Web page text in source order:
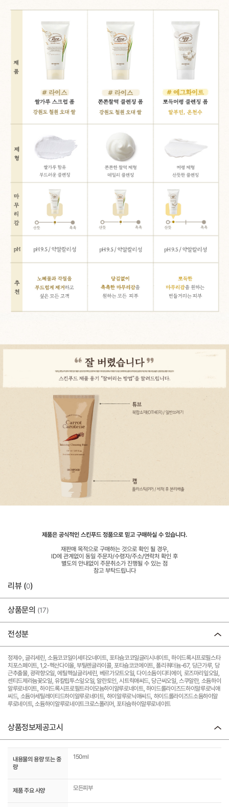
제품은 공식적인 스킨푸드 정품으로 믿고 구매하실 수 있습니다.
재판매 목적으로 구매하는 것으로 확인 될 경우,
ID에 관계없이 동일 주문자/수령자/주소/연락처 확인 후
별도의 안내없이 주문취소가 진행될 수 있는 점
참고 부탁드립니다
리뷰 (0)
상품문의 (17)
전성분
정제수, 글리세린, 소듐코코일이세티오네이트, 포타슘코코일글리시네이트, 하이드록시프로필스타
치포스페이트, 1,2-헥산다이올, 부틸렌글라이콜, 포타슘코코에이트, 폴리쿼터늄-67, 당근가루, 당
근추출물, 광곽향오일, 에틸헥실글리세린, 베르가모트오일, 다이소듐이디티에이, 로즈마리잎오일,
센티드제라늄꽃오일, 유칼립투스잎오일, 알란토인, 시트릭애씨드, 당근씨오일, 스쿠알란, 소듐하이
알루로네이트, 하이드록시프로필트라이모늄하이알루로네이트, 하이드롤라이즈드하이알루로닉애
씨드, 소듐아세틸레이티드하이알루로네이트, 하이알루로닉애씨드, 하이드롤라이즈드소듐하이알
루로네이트, 소듐하이알루로네이트크로스폴리머, 포타슘하이알루로네이트
상품정보제공고시
내용물의 용량 또는 중
량
150ml
제품 주요 사양 모든피부